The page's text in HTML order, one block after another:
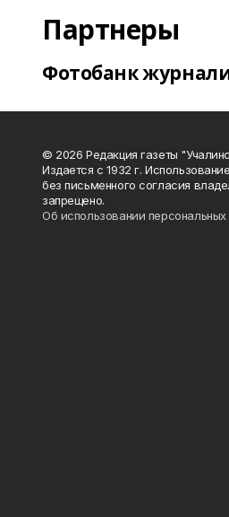
Партнеры
Фотобанк
© 2026 Редакция газеты
Издается с 1932 г.
без письменного согласия
запрещено.
Об использовании персональных